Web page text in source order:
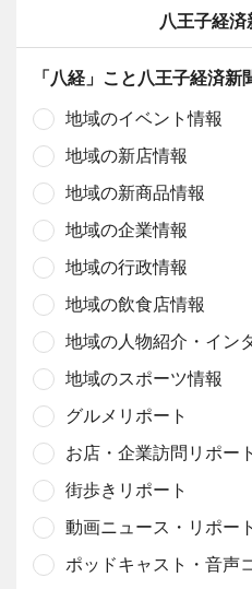
八王子経
「八経」こと八王子経済
地域のイベント情報
地域の新店情報
地域の新商品情報
地域の企業情報
地域の行政情報
地域の飲食店情報
地域の人物紹介・イン
地域のスポーツ情報
グルメリポート
お店・企業訪問リポート
街歩きリポート
動画ニュース・リポート
ポッドキャスト・音声